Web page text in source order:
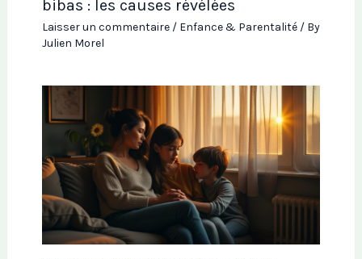
bibas : les causes révélées
Laisser un commentaire / Enfance & Parentalité/ By
Julien Morel